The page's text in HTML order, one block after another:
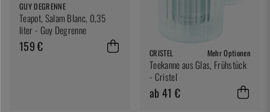
GUY DEGRENNE
Teapot, Salam Blanc, 0,35
liter - Guy Degrenne
159 € CRISTEL Mehr Optionen
Teekanne aus Glas, Frühstück
- Cristel
ab 41 €